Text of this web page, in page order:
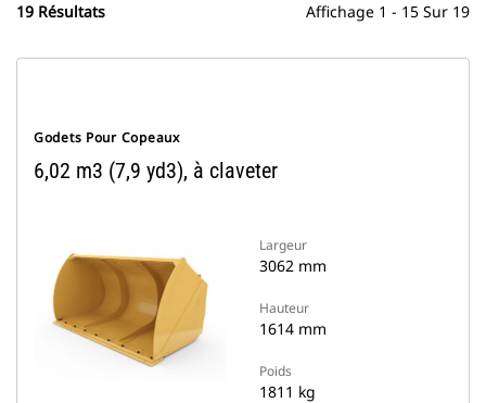
19 Résultats Affichage 1 - 15 Sur 19
Godets Pour Copeaux
6,02 m3 (7,9 yd3), à claveter
Largeur
3062 mm
Hauteur
1614 mm
Poids
1811 kg